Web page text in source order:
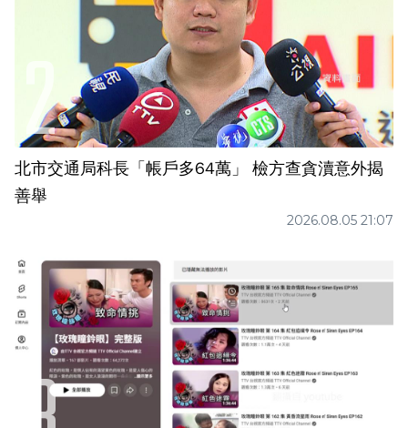
北市交通局科長「帳戶多64萬」 檢方查貪瀆意外揭
善舉
2026.08.05 21:07